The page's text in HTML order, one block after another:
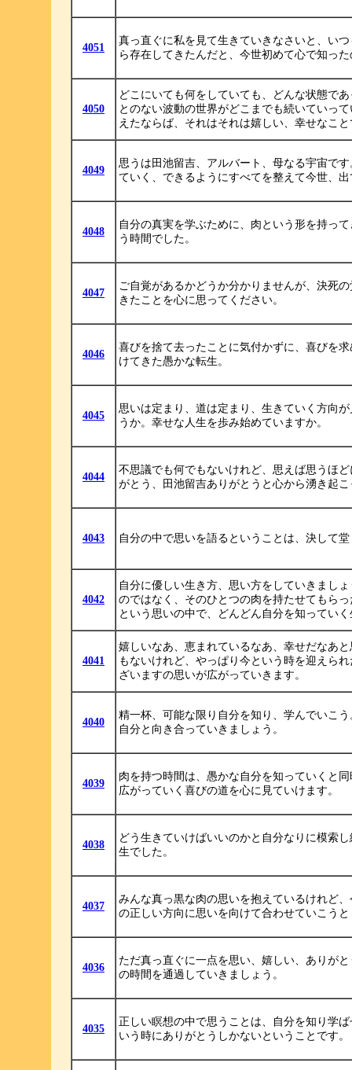
4051
真っ直ぐに私を見て生きていきなさいと、い
ら存在してきたんだと、今世初めて心で知っ
4050
どこにいても何をしていても、どんな状態で
とのない波動の世界がどこまでも続いていっ
えたならば、それはそれは嬉しい、幸せなこ
4049
思うは田池留吉、アルバート、母なる宇宙で
ていく、できるようにすべてを整えて今世、
4048
自分の真実を学ぶために、肉という形を持っ
う時間でした。
4047
ご自覚があるかどうか分かりませんが、決死
きたことを心に思ってください。
4046
喜びを捨て去ったことに気付かずに、喜びを
けてきた愚かな転生。
4045
思いは定まり、道は定まり、生きていく方向
うか。幸せな人生を歩み始めていますか。
4044
不思議でも何でもないけれど、思えば思うほ
がとう、田池留吉ありがとうと心から湧き起
4043 自分の中で思いを語るということは、決して
4042
自分に優しい生き方、思い方をしていきまし
のではなく、そのひとつの肉を持たせてもら
という思いの中で、どんどん自分を知ってい
4041
嬉しいなあ、恵まれているなあ、幸せだなあ
もないけれど、やっぱり今という時を迎えら
ざいますの思いが広がっていきます。
4040
精一杯、可能な限り自分を知り、学んでいこ
自分と向き合っていきましょう。
4039
肉を持つ時間は、愚かな自分を知っていくと
広がっていく喜びの道を心に見ていけます。
4038
どう生きていけばいいのかと自分なりに模索
生でした。
4037
みんな真っ黒な肉の思いを抱えているけれど
の正しい方向に思いを向けて合わせていこう
4036
ただ真っ直ぐに一点を思い、嬉しい、ありが
の時間を通過していきましょう。
4035
正しい瞑想の中で思うことは、自分を知り学
いう時にありがとうしかないということです。